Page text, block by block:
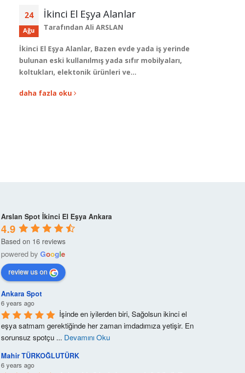
24
Ağu
İkinci El Eşya Alanlar
Tarafından Ali ARSLAN
İkinci El Eşya Alanlar, Bazen evde yada iş yerinde
bulunan eski kullanılmış yada sıfır mobilyaları,
koltukları, elektonik ürünleri ve…
daha fazla oku
Arslan Spot İkinci El Eşya Ankara
4.9
Based on 16 reviews
powered by Google
review us on
Ankara Spot
6 years ago
İşinde en iyilerden biri, Sağolsun ikinci el
eşya satmam gerektiğinde her zaman imdadımıza yetişir. En
sorunsuz spotçu ... Devamını Oku
Mahir TÜRKOĞLUTÜRK
6 years ago